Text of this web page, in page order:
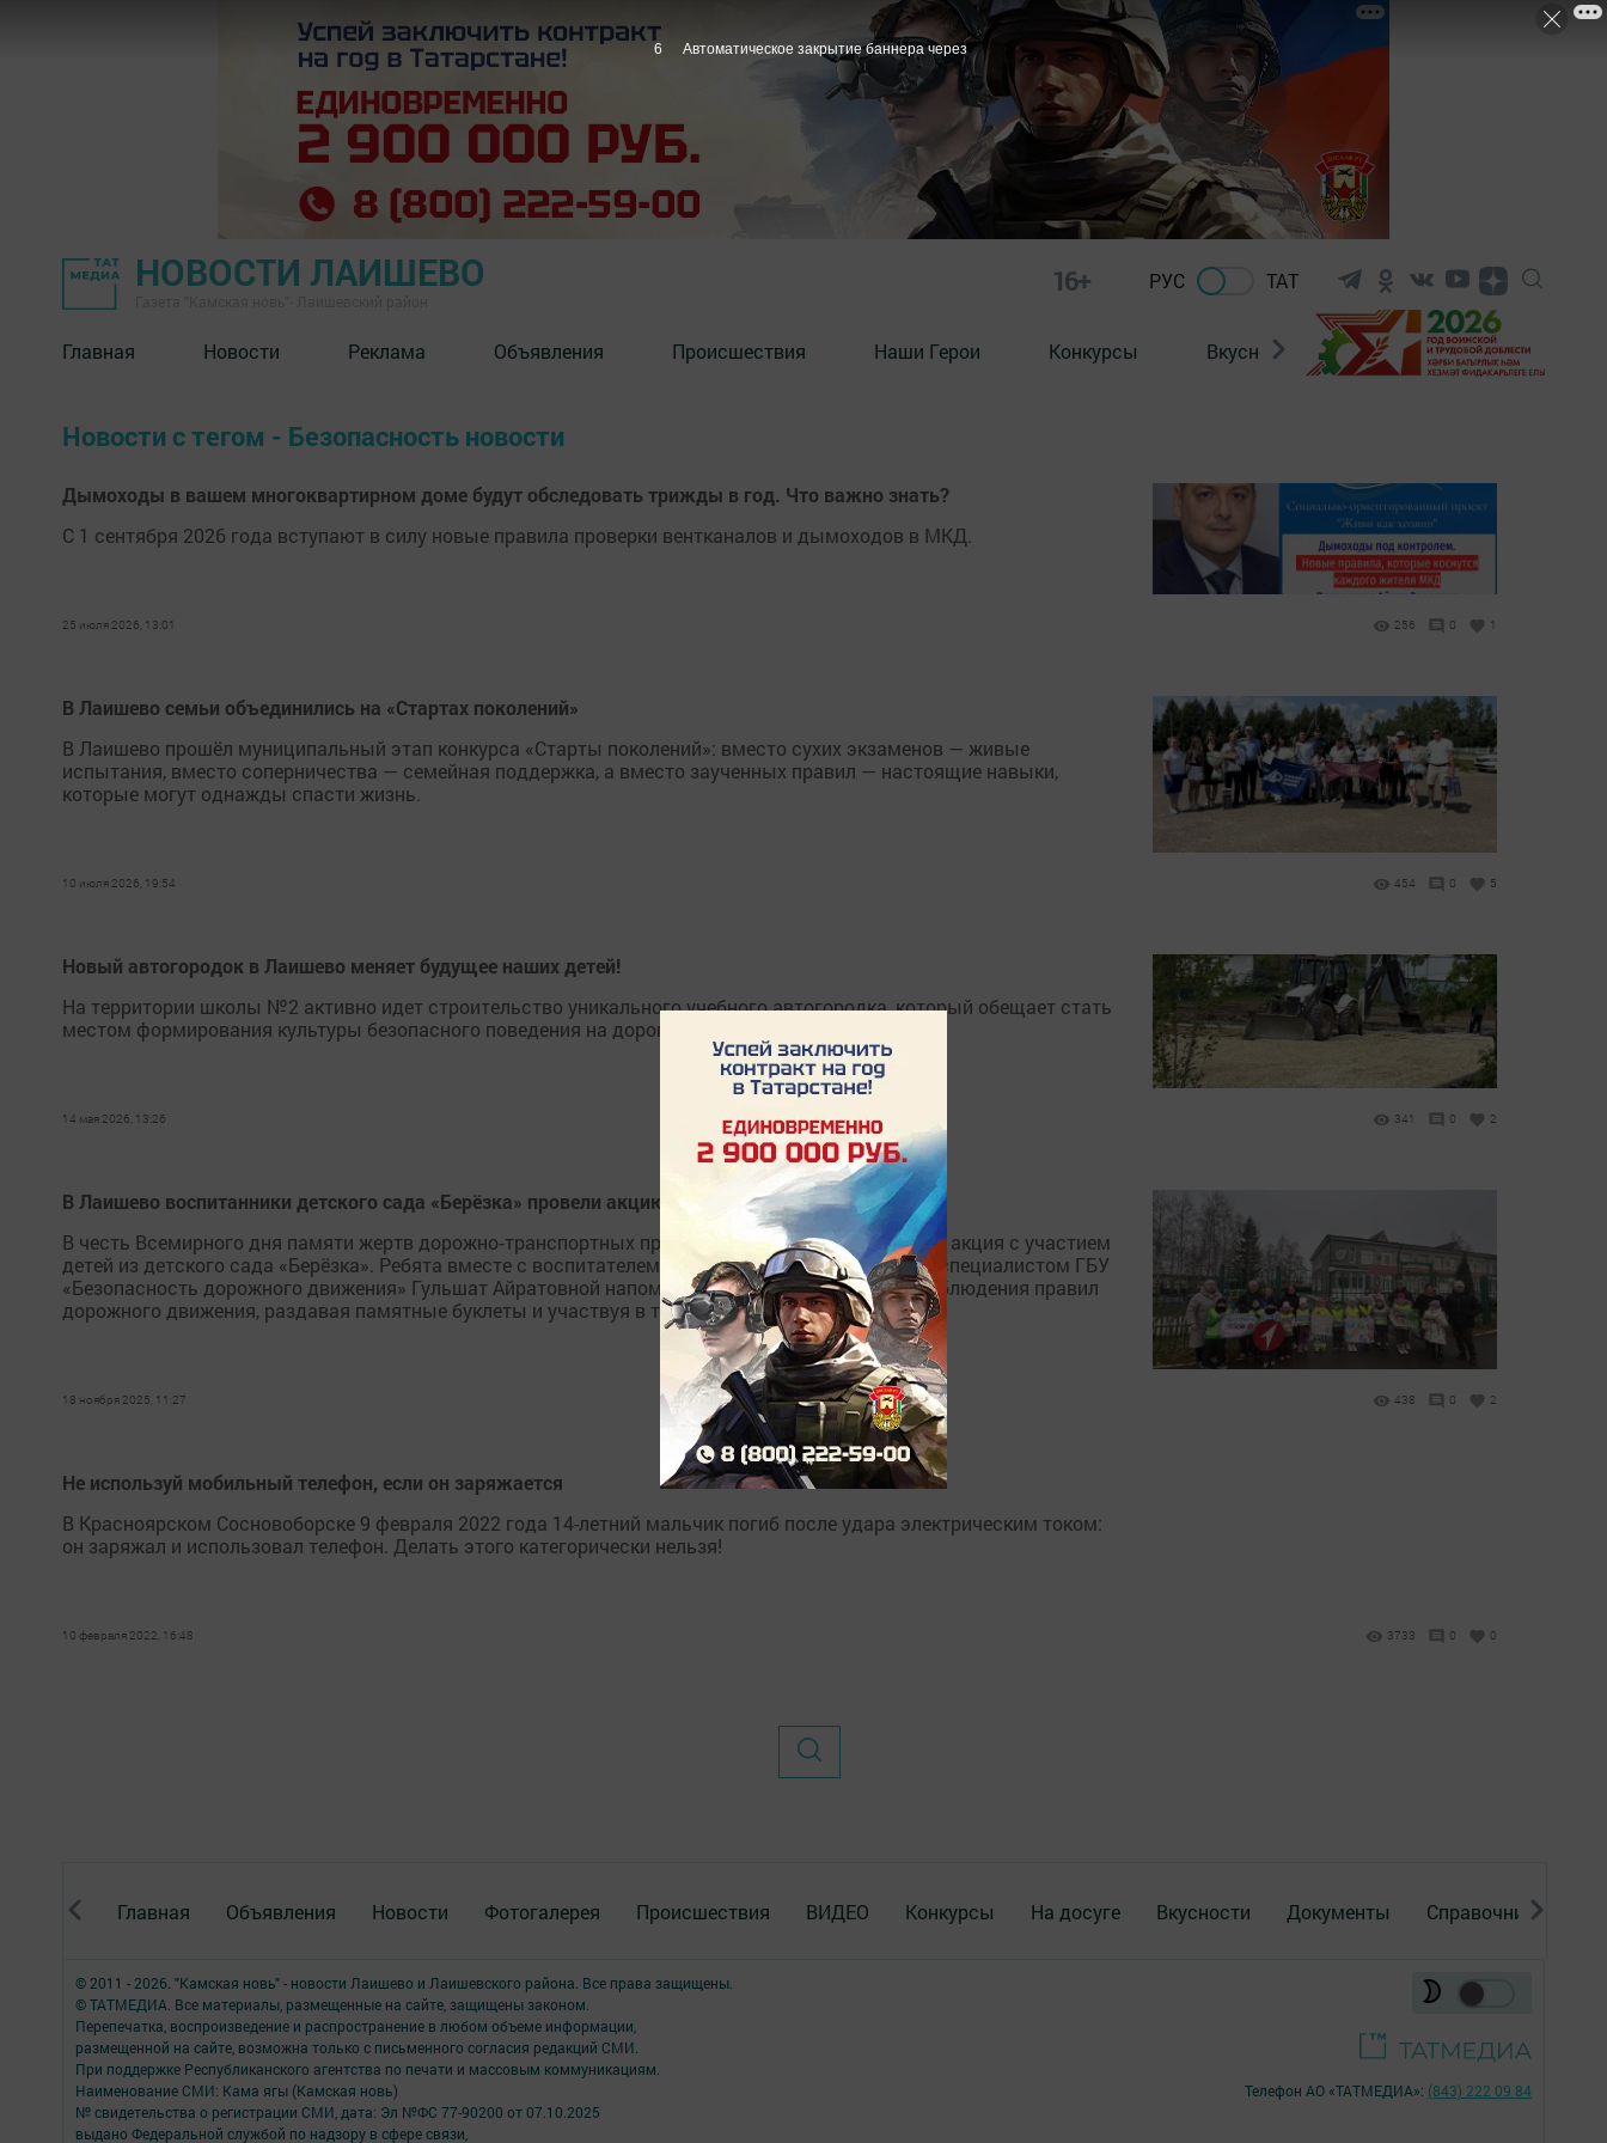
НОВОСТИ ЛАИШЕВО 16+ РУС ТАТ
Главная Новости Реклама Объявления Происшествия Наши Герои Конкурсы Вкусности Фотогалерея
Новости с тегом - Безопасность новости
Дымоходы в вашем многоквартирном доме будут обследовать трижды в год. Что важно знать?
С 1 сентября 2026 года вступают в силу новые правила проверки вентканалов и дымоходов в МКД.
25 июля 2026, 13:01 256 0 1
В Лаишево семьи объединились на «Стартах поколений»
В Лаишево прошёл муниципальный этап конкурса «Старты поколений»: вместо сухих экзаменов — живые
испытания, вместо соперничества — семейная поддержка, а вместо заученных правил — настоящие навыки,
которые могут однажды спасти жизнь.
10 июля 2026, 19:54 454 0 5
Новый автогородок в Лаишево меняет будущее наших детей!
На территории школы №2 активно идет строительство уникального учебного автогородка, который обещает стать
местом формирования культуры безопасного поведения на дорогах.
14 мая 2026, 13:26 341 0 2
В Лаишево воспитанники детского сада «Берёзка» провели акцию памяти жертв ДТП
В честь Всемирного дня памяти жертв дорожно‑транспортных происшествий в Лаишеве прошла акция с участием
детей из детского сада «Берёзка». Ребята вместе с воспитателем Айсылу Нурыевой и ведущим специалистом ГБУ
«Безопасность дорожного движения» Гульшат Айратовной напомнили взрослым о важности соблюдения правил
дорожного движения, раздавая памятные буклеты и участвуя в творческих заданиях.
18 ноября 2025, 11:27 438 0 2
Не используй мобильный телефон, если он заряжается
В Красноярском Сосновоборске 9 февраля 2022 года 14-летний мальчик погиб после удара электрическим током:
он заряжал и использовал телефон. Делать этого категорически нельзя!
10 февраля 2022, 16:48 3733 0 0
Главная Объявления Новости Фотогалерея Происшествия ВИДЕО Конкурсы На досуге Вкусности Документы Справочник
© 2011 - 2026. "Камская новь" - новости Лаишево и Лаишевского района. Все права защищены.
© ТАТМЕДИА. Все материалы, размещенные на сайте, защищены законом.
Перепечатка, воспроизведение и распространение в любом объеме информации,
размещенной на сайте, возможна только с письменного согласия редакций СМИ.
При поддержке Республиканского агентства по печати и массовым коммуникациям.
Наименование СМИ: Кама ягы (Камская новь)
№ свидетельства о регистрации СМИ, дата: Эл №ФC 77-90200 от 07.10.2025
выдано Федеральной службой по надзору в сфере связи,
Телефон АО «ТАТМЕДИА»: (843) 222 09 84
6 Автоматическое закрытие баннера через